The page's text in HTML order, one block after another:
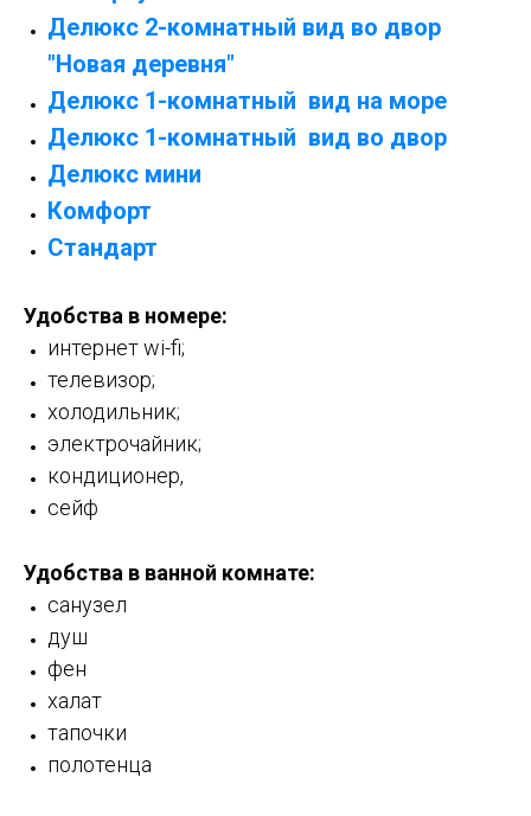
Делюкс 2-комнатный вид во двор
"Новая деревня"
Делюкс 1-комнатный вид на море
Делюкс 1-комнатный вид во двор
Делюкс мини
Комфорт
Стандарт
Удобства в номере:
интернет wi-fi;
телевизор;
холодильник;
электрочайник;
кондиционер,
сейф
Удобства в ванной комнате:
санузел
душ
фен
халат
тапочки
полотенца